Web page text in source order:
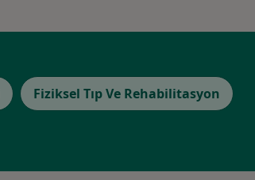
Fiziksel Tıp Ve Rehabilitasyon